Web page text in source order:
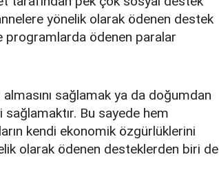
yönelik olarak ödenen destek
programlarda ödenen paralar
sağlamak ya da doğumdan
sağlamaktır. Bu sayede hem
kendi ekonomik özgürlüklerini
olarak ödenen desteklerden biri de